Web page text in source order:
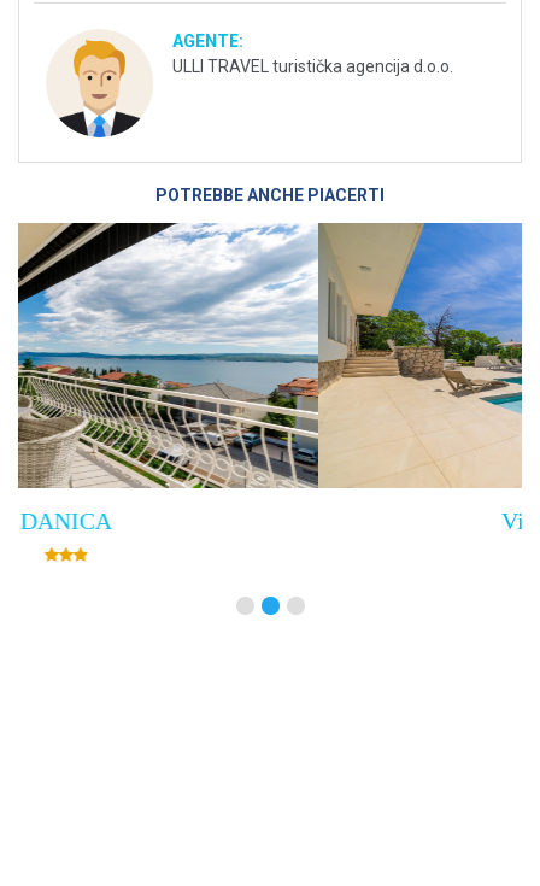
AGENTE:
ULLI TRAVEL turistička agencija d.o.o.
POTREBBE ANCHE PIACERTI